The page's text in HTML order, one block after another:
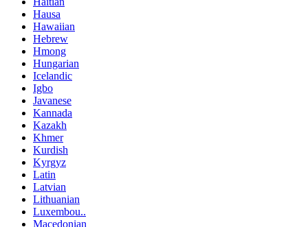
Hausa
Hawaiian
Hebrew
Hmong
Hungarian
Icelandic
Igbo
Javanese
Kannada
Kazakh
Khmer
Kurdish
Kyrgyz
Latin
Latvian
Lithuanian
Luxembou..
Macedonian